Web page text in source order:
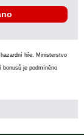
hře. Ministerstvo
je podmíněno